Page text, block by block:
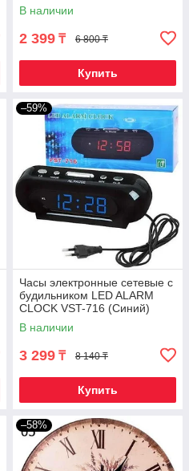
("Цветы")
В наличии
2 399 ₸ 6 800 ₸
Купить
–59%
Часы электронные сетевые с
будильником LED ALARM
CLOCK VST-716 (Синий)
В наличии
3 299 ₸ 8 140 ₸
Купить
–58%